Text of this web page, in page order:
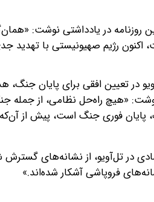
روزنامه در یادداشتی نوشت:
در تعیین افقی برای پایان جنگ،
«هیچ راه‌حل نظامی، از جمله
فوری جنگ است، پیش از آن‌که
در تل‌آویو، از نشانه‌های
فروپاشی آشکار شده‌اند.»